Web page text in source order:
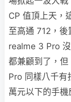
CP 值頂上天，
至高通 712，
realme 3 Pro
都兼顧到了，
Pro 同樣八千有
萬元以下的手